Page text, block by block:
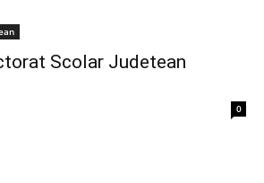
Scolar Judetean
0